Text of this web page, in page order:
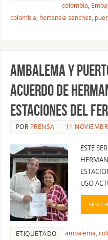
colombia,
colombia, hortensia sanchez,
Ambalema y
Acuerdo de
Estaciones del
POR PRENSA 11
ESTE
USO
ETIQUETADO ambalema,